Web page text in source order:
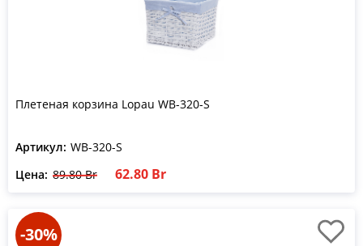
Плетеная корзина Lopau WB-320-S
Артикул: WB-320-S
Цена: 89.80 Br 62.80 Br
-30%